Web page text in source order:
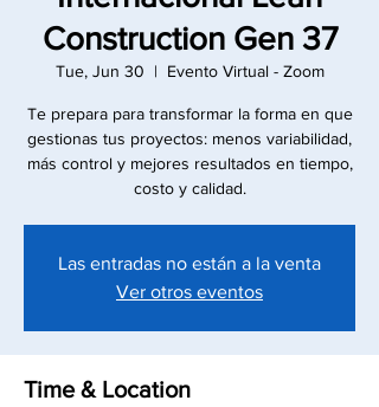
Construction Gen 37
Tue, Jun 30
  |
Evento Virtual - Zoom
Te prepara para transformar la forma en que
gestionas tus proyectos: menos variabilidad,
más control y mejores resultados en tiempo,
costo y calidad.
Las entradas no están a la venta
Ver otros eventos
Time & Location